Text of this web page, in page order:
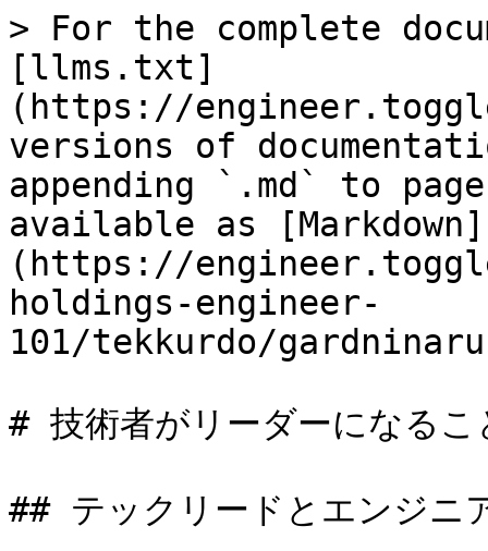
> For the complete
[llms.txt]
(https://
versions of
appending `.md` to
available as [Markdown]
(https://
holdings-engineer-
101/tekkurdo/
# 技術者がリーダーになるこ
## テックリードとエンジニ